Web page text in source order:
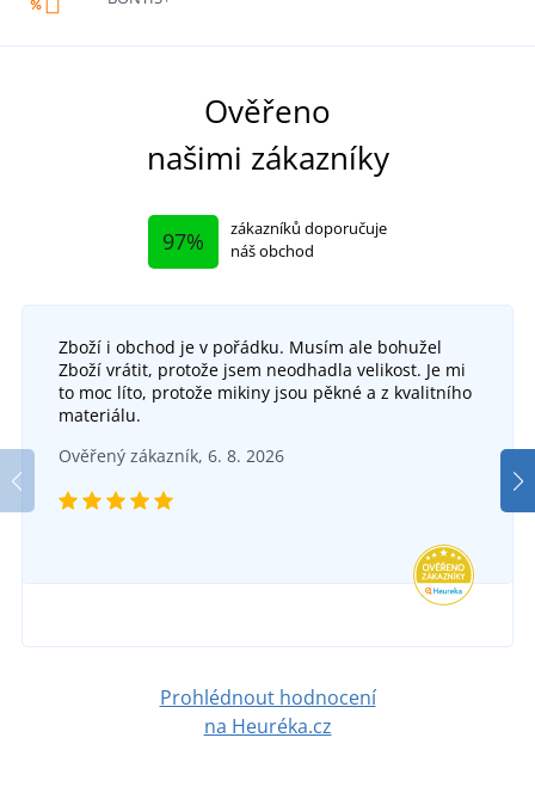
Ověřeno
našimi zákazníky
97%
zákazníků doporučuje
náš obchod
Zboží i obchod je v pořádku. Musím ale bohužel
Zboží vrátit, protože jsem neodhadla velikost. Je mi
to moc líto, protože mikiny jsou pěkné a z kvalitního
materiálu.
Ověřený zákazník, 6. 8. 2026
Prohlédnout hodnocení
na Heuréka.cz